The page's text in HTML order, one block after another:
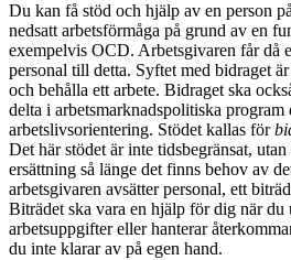
Du kan få stöd och hjälp av en person
nedsatt arbetsförmåga på grund av en
exempelvis OCD. Arbetsgivaren får då
personal till detta. Syftet med bidraget
och behålla ett arbete. Bidraget ska
delta i arbetsmarknadspolitiska
arbetslivsorientering. Stödet kallas för
Det här stödet är inte tidsbegränsat,
ersättning så länge det finns behov av
arbetsgivaren avsätter personal, ett
Biträdet ska vara en hjälp för dig när du
arbetsuppgifter eller hanterar
du inte klarar av på egen hand.